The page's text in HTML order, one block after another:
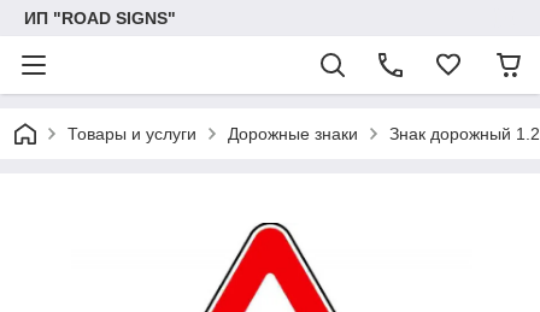
ИП "ROAD SIGNS"
Товары и услуги Дорожные знаки Знак дорожный